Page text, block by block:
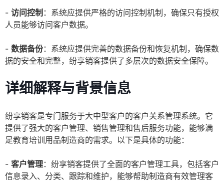
- 访问控制 ：系统应提供严格的访问控制机制，确保只有授权
人员能够访问客户数据。
- 数据备份：系统应提供完善的数据备份和恢复机制，确保数
据的安全和完整，纷享销客提供了多层次的数据安全保障。
详细解释与背景信息
纷享销客是专门服务于大中型客户的客户关系管理系统。它
提供了强大的客户管理、销售管理和售后服务功能，能够满
足教育培训用品制造商的需求。以下是具体的功能：
- 客户管理：纷享销客提供了全面的客户管理工具，包括客户
信息录入、分类、跟踪和维护，能够帮助制造商有效管理客